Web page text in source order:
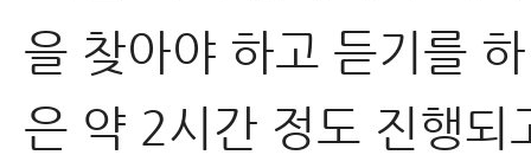
을 찾아야 하고 듣기를
은 약 2시간 정도 진행되